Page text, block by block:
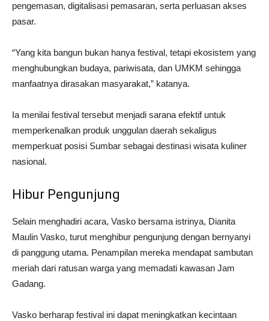
pengemasan, digitalisasi pemasaran, serta perluasan akses
pasar.
“Yang kita bangun bukan hanya festival, tetapi ekosistem yang
menghubungkan budaya, pariwisata, dan UMKM sehingga
manfaatnya dirasakan masyarakat,” katanya.
Ia menilai festival tersebut menjadi sarana efektif untuk
memperkenalkan produk unggulan daerah sekaligus
memperkuat posisi Sumbar sebagai destinasi wisata kuliner
nasional.
Hibur Pengunjung
Selain menghadiri acara, Vasko bersama istrinya, Dianita
Maulin Vasko, turut menghibur pengunjung dengan bernyanyi
di panggung utama. Penampilan mereka mendapat sambutan
meriah dari ratusan warga yang memadati kawasan Jam
Gadang.
Vasko berharap festival ini dapat meningkatkan kecintaan